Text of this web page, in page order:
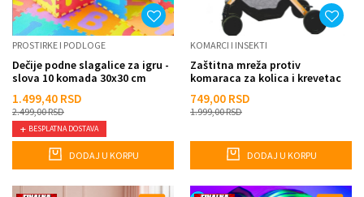
PROSTIRKE I PODLOGE
Dečije podne slagalice za igru -
slova 10 komada 30x30 cm
1.499,40 RSD
2.499,00RSD
BESPLATNA DOSTAVA
DODAJ U KORPU
KOMARCI I INSEKTI
Zaštitna mreža protiv
komaraca za kolica i krevetac
749,00 RSD
1.999,00RSD
DODAJ U KORPU